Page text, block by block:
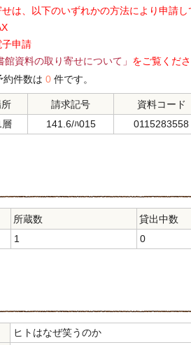
は、以下のいずれかの方法により申請し
請
館資料の取り寄せについて」 をご覧くだ
約件数は 0 件です。
請求記号
資料コード
層 141.6/ﾊ015 0115283558
所蔵数
貸出中数
1 0
ヒトはなぜ笑うのか